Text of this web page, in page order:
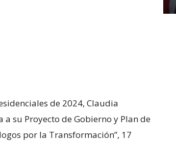
de 2024, Claudia
su Proyecto de Gobierno y Plan de
por la Transformación”, 17